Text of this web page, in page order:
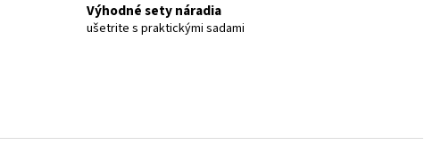
Výhodné sety náradia
ušetrite s praktickými sadami